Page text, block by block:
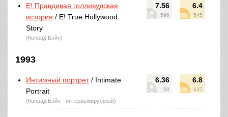
7.56
596
6.4
545
E! Правдивая голливудская
история / E! True Hollywood
Story
(Конрад Бэйн)
1993
6.36
50
6.8
137
Интимный портрет/ Intimate
Portrait
(Конрад Бэйн - интервьюируемый)